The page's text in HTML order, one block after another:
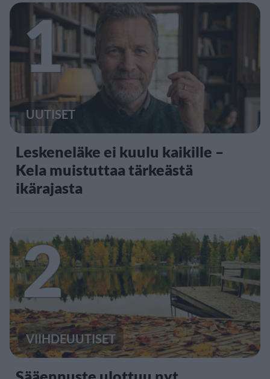
1
UUTISET
Leskeneläke ei kuulu kaikille –
Kela muistuttaa tärkeästä
ikärajasta
2
VIIHDEUUTISET